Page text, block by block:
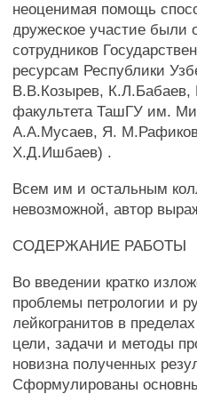
неоценимая помощь
дружеское участие были
сотрудников
ресурсам Республики
В.В.Козырев, К.Л.Бабаев,
факультета ТашГУ им.
А.А.Мусаев, Я.
Х.Д.Ишбаев) .
Всем им и остальным
невозможной, автор
СОДЕРЖАНИЕ РАБОТЫ
Во введении кратко
проблемы петрологии и
лейкогранитов в
цели, задачи и методы
новизна полученных
Сформулированы